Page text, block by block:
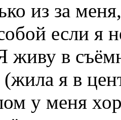
из за
если я
живу в
(жила я в
у меня